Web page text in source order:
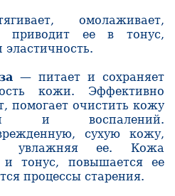
омолаживает,
приводит ее в тонус,
эластичность.
— питает и сохраняет
кожи. Эффективно
помогает очистить кожу
и воспалений.
сухую кожу,
увлажняя ее. Кожа
и тонус, повышается ее
процессы старения.